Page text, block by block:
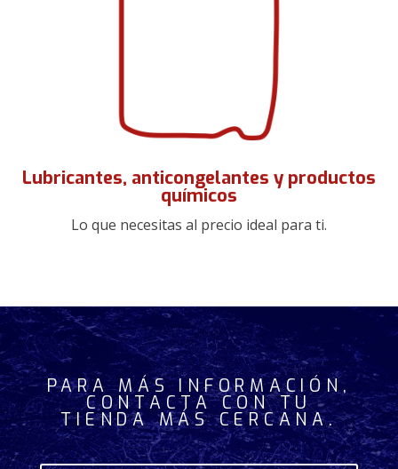
Lubricantes, anticongelantes y productos
químicos
Lo que necesitas al precio ideal para ti.
PARA MÁS INFORMACIÓN,
CONTACTA CON TU
TIENDA MÁS CERCANA.